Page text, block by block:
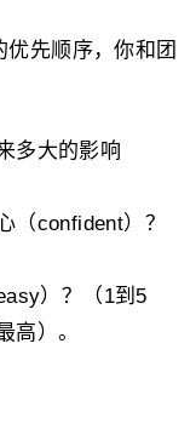
先顺序，你和团
多大的影响
（confident）？
）？（1到5
高）。